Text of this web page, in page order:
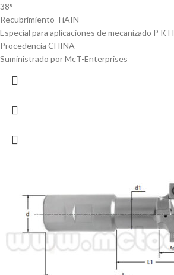
38°
Recubrimiento TiAIN
Especial para aplicaciones de mecanizado P K H
Procedencia CHINA
Suministrado por McT-Enterprises